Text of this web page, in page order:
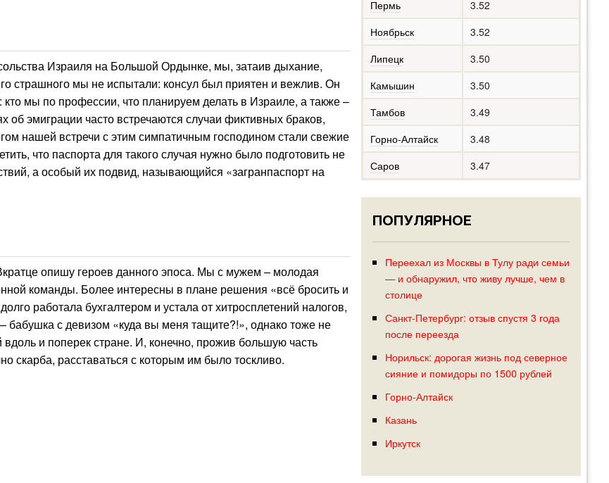
Израиля на Большой Ордынке, мы, затаив дыхание,
страшного мы не испытали: консул был приятен и вежлив. Он
мы по профессии, что планируем делать в Израиле, а также –
эмиграции часто встречаются случаи фиктивных браков,
нашей встречи с этим симпатичным господином стали свежие
что паспорта для такого случая нужно было подготовить не
а особый их подвид, называющийся «загранпаспорт на
опишу героев данного эпоса. Мы с мужем – молодая
команды. Более интересны в плане решения «всё бросить и
работала бухгалтером и устала от хитросплетений налогов,
бабушка с девизом «куда вы меня тащите?!», однако тоже не
и поперек стране. И, конечно, прожив большую часть
скарба, расставаться с которым им было тоскливо.
Пермь
3.52
Ноябрьск
3.52
Липецк
3.50
Камышин
3.50
Тамбов
3.49
Горно-Алтайск
3.48
Саров
3.47
ПОПУЛЯРНОЕ
Переехал из Москвы в Тулу ради семьи
— и обнаружил, что живу лучше, чем в
столице
Санкт-Петербург: отзыв спустя 3 года
после переезда
Норильск: дорогая жизнь под северное
сияние и помидоры по 1500 рублей
Горно-Алтайск
Казань
Иркутск